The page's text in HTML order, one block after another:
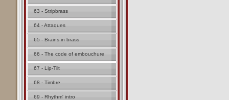
63 - Stripbrass
64 - Attaques
65 - Brains in brass
66 - The code of embouchure
67 - Lip-Tilt
68 - Timbre
69 - Rhythm' intro